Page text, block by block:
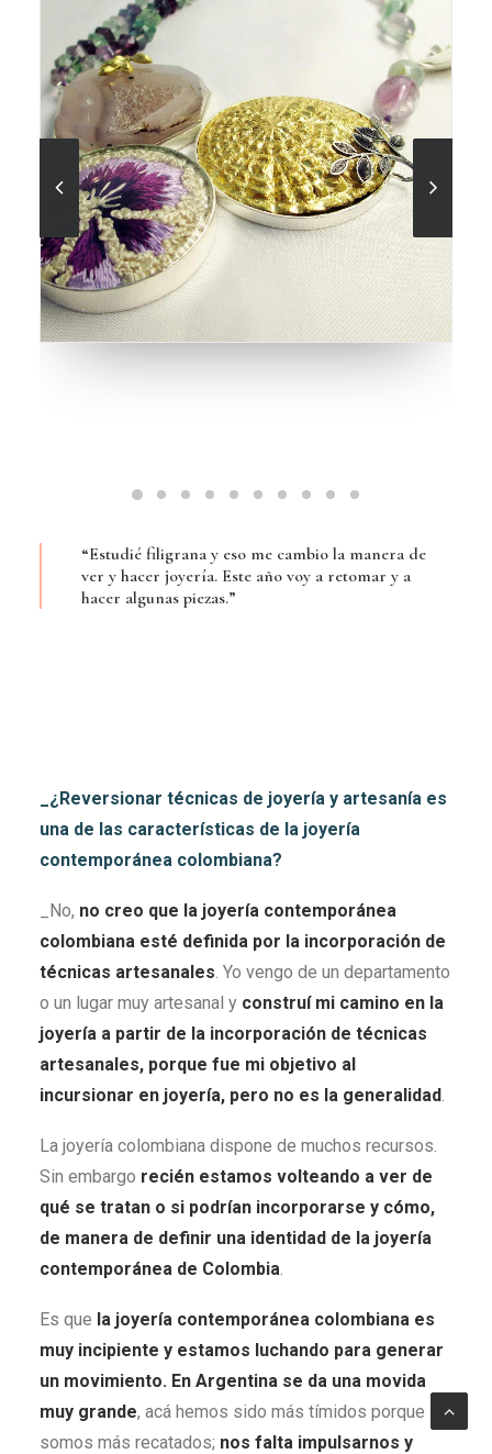
“Estudié filigrana y eso me cambio la manera de
ver y hacer joyería. Este año voy a retomar y a
hacer algunas piezas.”
_¿Reversionar técnicas de joyería y artesanía es
una de las características de la joyería
contemporánea colombiana?
_No, no creo que la joyería contemporánea
colombiana esté definida por la incorporación de
técnicas artesanales. Yo vengo de un departamento
o un lugar muy artesanal y construí mi camino en la
joyería a partir de la incorporación de técnicas
artesanales, porque fue mi objetivo al
incursionar en joyería, pero no es la generalidad.
La joyería colombiana dispone de muchos recursos.
Sin embargo recién estamos volteando a ver de
qué se tratan o si podrían incorporarse y cómo,
de manera de definir una identidad de la joyería
contemporánea de Colombia.
Es que la joyería contemporánea colombiana es
muy incipiente y estamos luchando para generar
un movimiento. En Argentina se da una movida
muy grande, acá hemos sido más tímidos porque
somos más recatados; nos falta impulsarnos y